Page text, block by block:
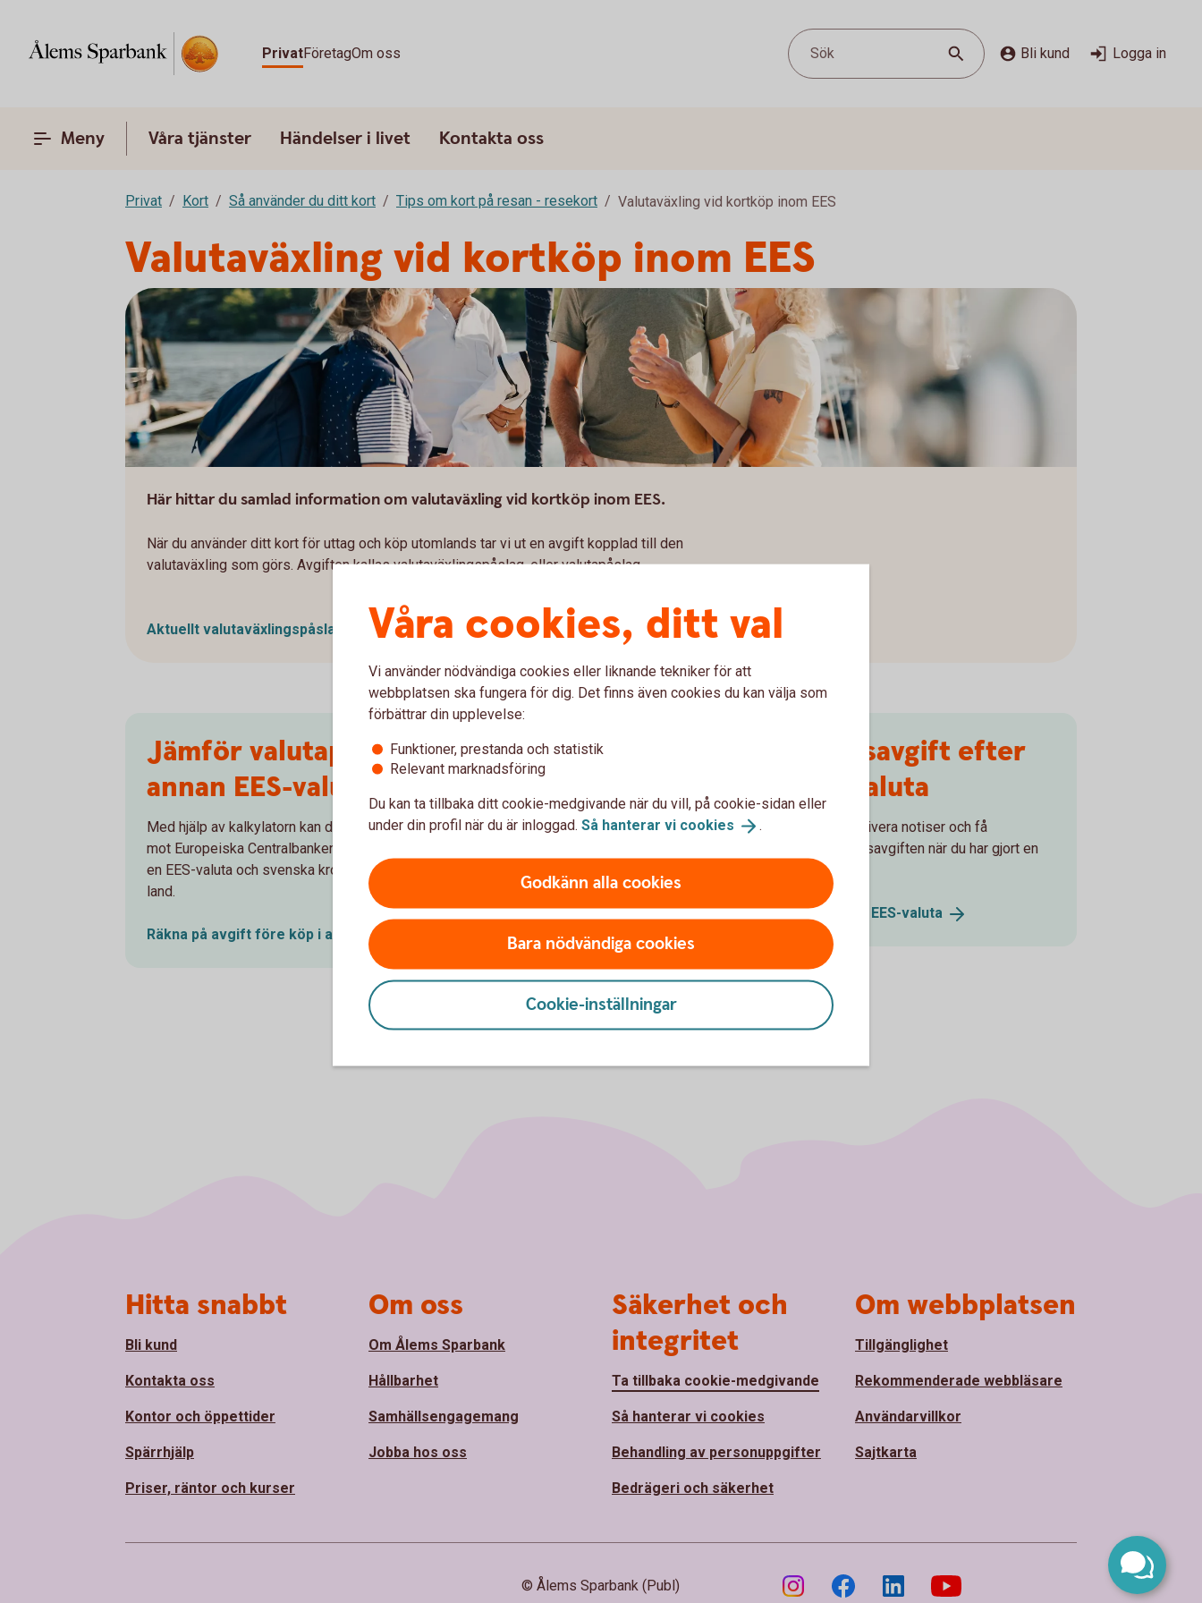
PrivatFöretagOm oss Sök Bli kund Logga in
Meny Våra tjänster Händelser i livet Kontakta oss
Privat Kort Så använder du ditt kort Tips om kort på resan - resekort Valutaväxling vid kortköp inom EES
Valutaväxling vid kortköp inom EES
Här hittar du samlad information om valutaväxling vid kortköp inom EES.
När du använder ditt kort för uttag och köp utomlands tar vi ut en avgift kopplad till den
valutaväxling som görs. Avgiften kallas valutaväxlingspåslag, eller valutapåslag.
Aktuellt valutaväxlingspåslag och eventuella andra avgifter
Jämför valutapåslag före köp i
annan EES-valuta
Med hjälp av kalkylatorn kan du jämföra vår avgift för valutaväxling
mot Europeiska Centralbankens (ECB) växelkurs vid växling mellan
en EES-valuta och svenska kronor när transaktionen görs i ett EES-
land.
Räkna på avgift före köp i annan EES-valuta
Ta reda på växlingsavgift efter
köp i annan EES-valuta
I appen och internetbanken kan du aktivera notiser och få
information relaterad till valutaväxlingsavgiften när du har gjort en
korttransaktion i en annan EES-valuta.
Ta reda på avgift efter köp i annan EES-valuta
Våra cookies, ditt val
Vi använder nödvändiga cookies eller liknande tekniker för att
webbplatsen ska fungera för dig. Det finns även cookies du kan välja som
förbättrar din upplevelse:
Funktioner, prestanda och statistik
Relevant marknadsföring
Du kan ta tillbaka ditt cookie-medgivande när du vill, på cookie-sidan eller
under din profil när du är inloggad. Så hanterar vi cookies .
Godkänn alla cookies
Bara nödvändiga cookies
Cookie-inställningar
Hitta snabbt
Bli kund
Kontakta oss
Kontor och öppettider
Spärrhjälp
Priser, räntor och kurser
Om oss
Om Ålems Sparbank
Hållbarhet
Samhällsengagemang
Jobba hos oss
Säkerhet och
integritet
Ta tillbaka cookie-medgivande
Så hanterar vi cookies
Behandling av personuppgifter
Bedrägeri och säkerhet
Om webbplatsen
Tillgänglighet
Rekommenderade webbläsare
Användarvillkor
Sajtkarta
© Ålems Sparbank (Publ)